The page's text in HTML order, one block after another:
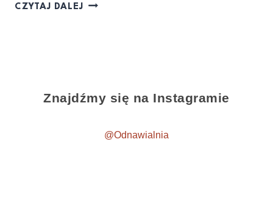
CZYTAJ DALEJ
Znajdźmy się na Instagramie
@Odnawialnia